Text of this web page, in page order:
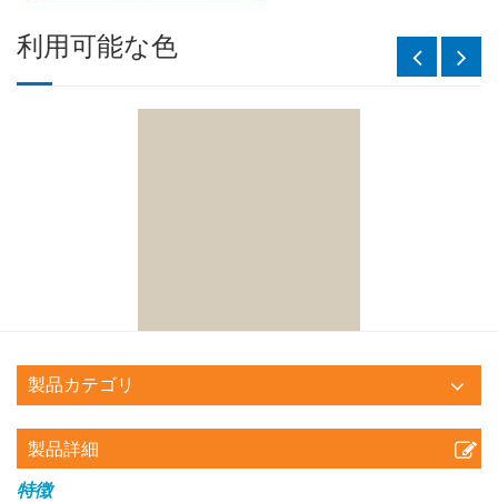
利用可能な色
製品カテゴリ
製品詳細
特徴